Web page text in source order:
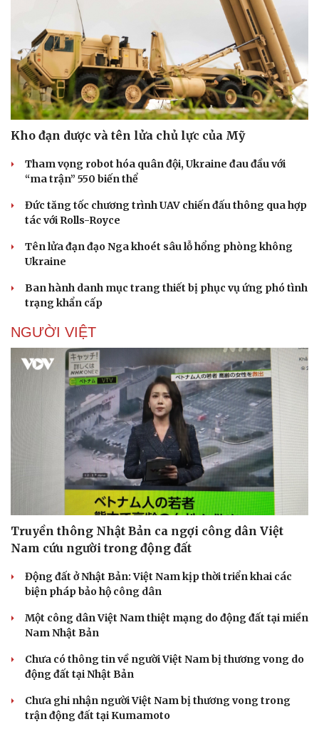
Sức khỏe
Cây thuốc
Sản phụ khoa
Nam khoa
Làm đẹp - giảm cân
Phòng mạch online
Ăn sạch sống khỏe
Blog
Kho đạn dược và tên lửa chủ lực của Mỹ
Tham vọng robot hóa quân đội, Ukraine đau đầu với
“ma trận” 550 biến thể
Đức tăng tốc chương trình UAV chiến đấu thông qua hợp
tác với Rolls-Royce
Tên lửa đạn đạo Nga khoét sâu lỗ hổng phòng không
Ukraine
Ban hành danh mục trang thiết bị phục vụ ứng phó tình
trạng khẩn cấp
NGƯỜI VIỆT
Truyền thông Nhật Bản ca ngợi công dân Việt
Nam cứu người trong động đất
Động đất ở Nhật Bản: Việt Nam kịp thời triển khai các
biện pháp bảo hộ công dân
Một công dân Việt Nam thiệt mạng do động đất tại miền
Nam Nhật Bản
Chưa có thông tin về người Việt Nam bị thương vong do
động đất tại Nhật Bản
Chưa ghi nhận người Việt Nam bị thương vong trong
trận động đất tại Kumamoto